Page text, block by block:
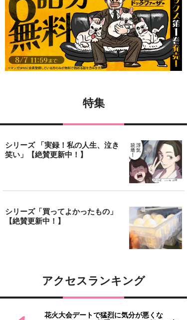
特集
シリーズ 「実録！私の人生、泣き
笑い」【絶賛更新中！】
シリーズ「買ってよかったもの」
【絶賛更新中！】
アクセスランキング
花火大会デートで猛烈に気分が悪くな